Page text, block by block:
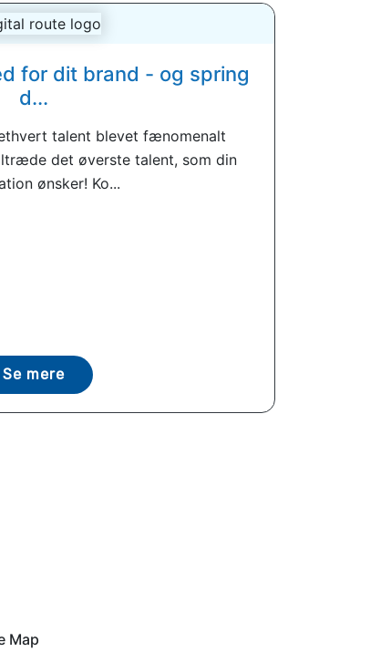
for dit brand - og spring
d...
talent blevet fænomenalt
det øverste talent, som din
ønsker! Ko...
Se mere
Map